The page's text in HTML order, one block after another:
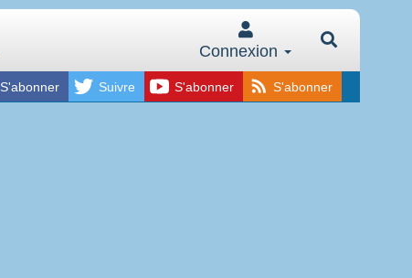
Connexion
S'abonner Suivre S'abonner S'abonner